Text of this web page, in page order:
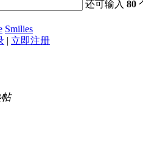
还可输入80
Smilies
| 立即注册